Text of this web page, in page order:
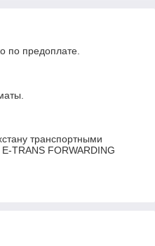
по предоплате.
транспортными
TRANS FORWARDING